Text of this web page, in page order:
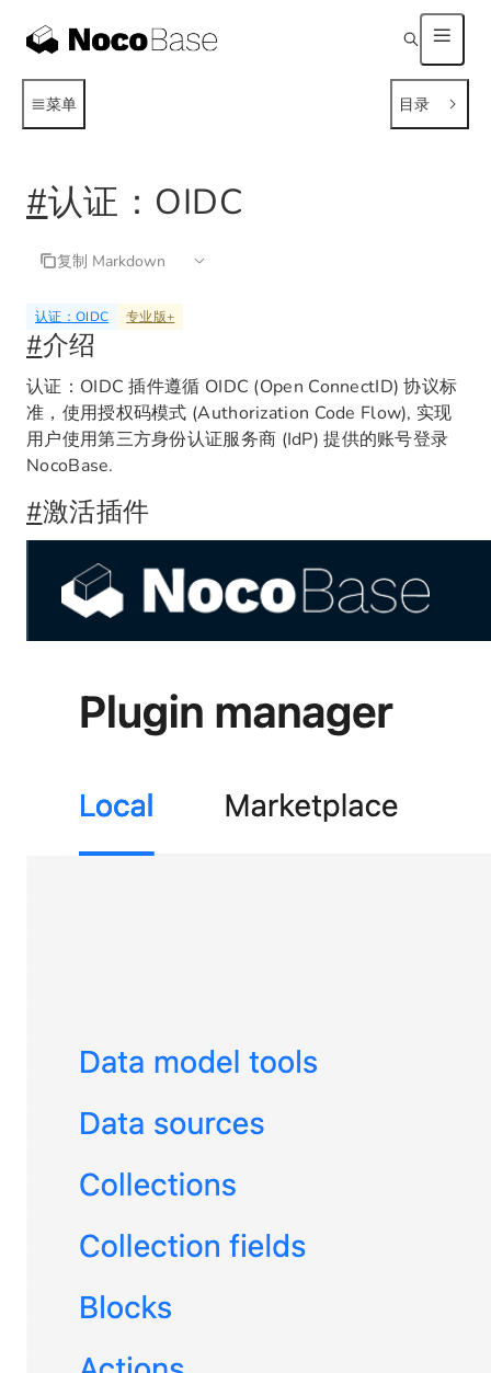
菜单 目录
#认证：OIDC
复制 Markdown
认证：OIDC 专业版+
#介绍
认证：OIDC 插件遵循 OIDC (Open ConnectID) 协议标
准，使用授权码模式 (Authorization Code Flow), 实现
用户使用第三方身份认证服务商 (IdP) 提供的账号登录
NocoBase.
#激活插件